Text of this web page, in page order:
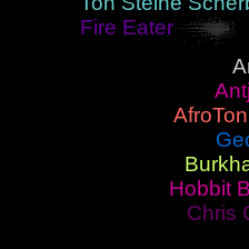
Fire Eater
Hobbit
Chris